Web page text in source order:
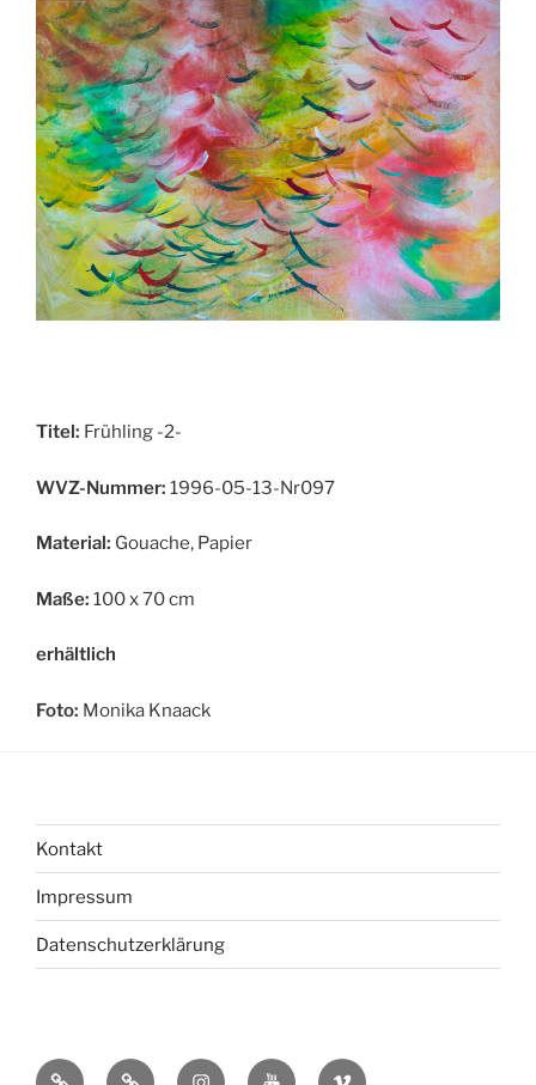
Titel: Frühling -2-
WVZ-Nummer: 1996-05-13-Nr097
Material: Gouache, Papier
Maße: 100 x 70 cm
erhältlich
Foto: Monika Knaack
Kontakt
Impressum
Datenschutzerklärung
bsky MastadonInstagramYou Vimeo